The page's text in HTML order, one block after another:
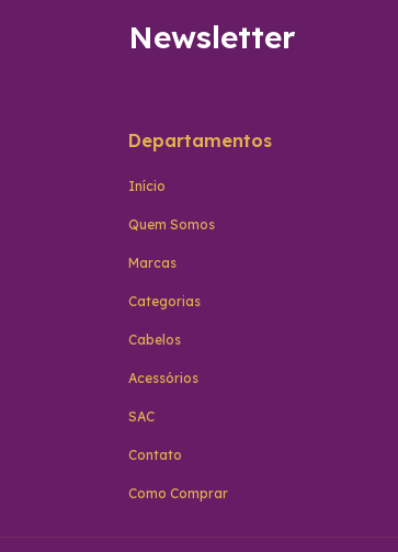
Newsletter
Departamentos
Início
Quem Somos
Marcas
Categorias
Cabelos
Acessórios
SAC
Contato
Como Comprar